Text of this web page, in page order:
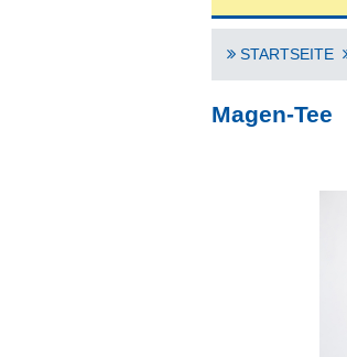
STARTSEITE
Magen-Tee